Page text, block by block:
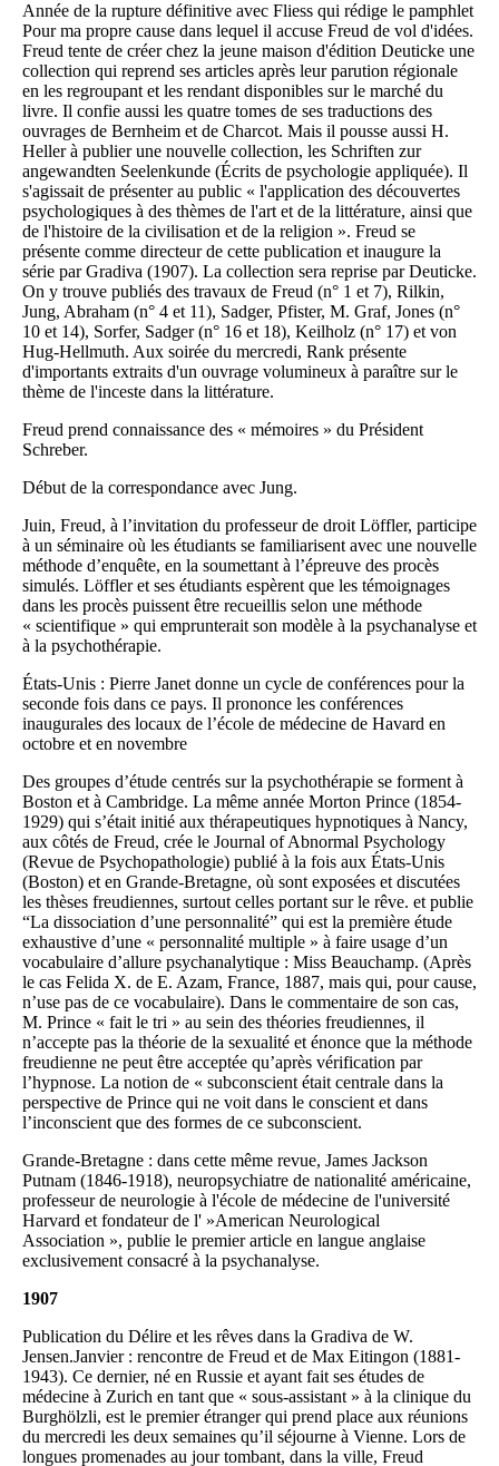
Année de la rupture définitive avec Fliess qui rédige le pamphlet
Pour ma propre cause dans lequel il accuse Freud de vol d'idées.
Freud tente de créer chez la jeune maison d'édition Deuticke une
collection qui reprend ses articles après leur parution régionale
en les regroupant et les rendant disponibles sur le marché du
livre. Il confie aussi les quatre tomes de ses traductions des
ouvrages de Bernheim et de Charcot. Mais il pousse aussi H.
Heller à publier une nouvelle collection, les Schriften zur
angewandten Seelenkunde (Écrits de psychologie appliquée). Il
s'agissait de présenter au public « l'application des découvertes
psychologiques à des thèmes de l'art et de la littérature, ainsi que
de l'histoire de la civilisation et de la religion ». Freud se
présente comme directeur de cette publication et inaugure la
série par Gradiva (1907). La collection sera reprise par Deuticke.
On y trouve publiés des travaux de Freud (n° 1 et 7), Rilkin,
Jung, Abraham (n° 4 et 11), Sadger, Pfister, M. Graf, Jones (n°
10 et 14), Sorfer, Sadger (n° 16 et 18), Keilholz (n° 17) et von
Hug-Hellmuth. Aux soirée du mercredi, Rank présente
d'importants extraits d'un ouvrage volumineux à paraître sur le
thème de l'inceste dans la littérature.
Freud prend connaissance des « mémoires » du Président
Schreber.
Début de la correspondance avec Jung.
Juin, Freud, à l’invitation du professeur de droit Löffler, participe
à un séminaire où les étudiants se familiarisent avec une nouvelle
méthode d’enquête, en la soumettant à l’épreuve des procès
simulés. Löffler et ses étudiants espèrent que les témoignages
dans les procès puissent être recueillis selon une méthode
« scientifique » qui emprunterait son modèle à la psychanalyse et
à la psychothérapie.
États-Unis : Pierre Janet donne un cycle de conférences pour la
seconde fois dans ce pays. Il prononce les conférences
inaugurales des locaux de l’école de médecine de Havard en
octobre et en novembre
Des groupes d’étude centrés sur la psychothérapie se forment à
Boston et à Cambridge. La même année Morton Prince (1854-
1929) qui s’était initié aux thérapeutiques hypnotiques à Nancy,
aux côtés de Freud, crée le Journal of Abnormal Psychology
(Revue de Psychopathologie) publié à la fois aux États-Unis
(Boston) et en Grande-Bretagne, où sont exposées et discutées
les thèses freudiennes, surtout celles portant sur le rêve. et publie
“La dissociation d’une personnalité” qui est la première étude
exhaustive d’une « personnalité multiple » à faire usage d’un
vocabulaire d’allure psychanalytique : Miss Beauchamp. (Après
le cas Felida X. de E. Azam, France, 1887, mais qui, pour cause,
n’use pas de ce vocabulaire). Dans le commentaire de son cas,
M. Prince « fait le tri » au sein des théories freudiennes, il
n’accepte pas la théorie de la sexualité et énonce que la méthode
freudienne ne peut être acceptée qu’après vérification par
l’hypnose. La notion de « subconscient était centrale dans la
perspective de Prince qui ne voit dans le conscient et dans
l’inconscient que des formes de ce subconscient.
Grande-Bretagne : dans cette même revue, James Jackson
Putnam (1846-1918), neuropsychiatre de nationalité américaine,
professeur de neurologie à l'école de médecine de l'université
Harvard et fondateur de l' »American Neurological
Association », publie le premier article en langue anglaise
exclusivement consacré à la psychanalyse.
1907
Publication du Délire et les rêves dans la Gradiva de W.
Jensen.Janvier : rencontre de Freud et de Max Eitingon (1881-
1943). Ce dernier, né en Russie et ayant fait ses études de
médecine à Zurich en tant que « sous-assistant » à la clinique du
Burghölzli, est le premier étranger qui prend place aux réunions
du mercredi les deux semaines qu’il séjourne à Vienne. Lors de
longues promenades au jour tombant, dans la ville, Freud